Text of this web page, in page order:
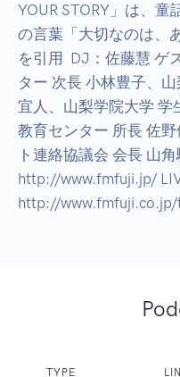
YOUR STORY」は、
の言葉「大切なのは、
を引用  DJ：佐藤慧 ゲ
ター 次長 小林豊子、
宜人、山梨学院大学
教育センター 所長 佐
ト連絡協議会 会長 山角
http://www.fmfuji.jp/
http://
TYPE